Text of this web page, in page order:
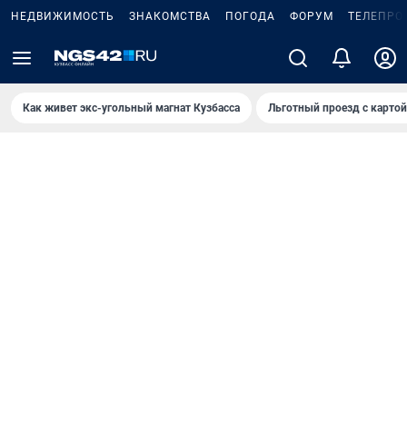
НЕДВИЖИМОСТЬ ЗНАКОМСТВА ПОГОДА ФОРУМ
Как живет экс-угольный магнат Кузбасса Льготный проезд с